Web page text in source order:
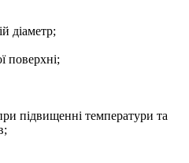
діаметр;
поверхні;
підвищенні температури та